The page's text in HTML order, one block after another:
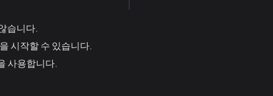
습니다.
시작할 수 있습니다.
사용합니다.